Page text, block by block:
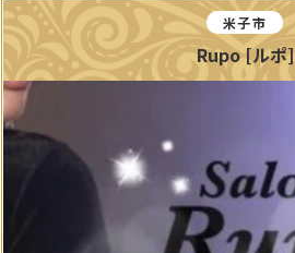
米子市
Rupo [ルポ]